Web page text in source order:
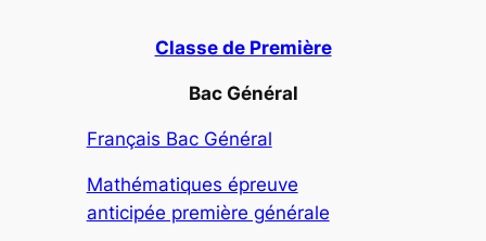
Classe de Première
Bac Général
Français Bac Général
Mathématiques épreuve
anticipée première générale